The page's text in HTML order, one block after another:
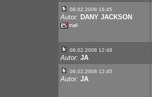
08.02.2008 16:45
Autor: DANY JACKSON
08.02.2008 12:48
Autor: JA
08.02.2008 12:45
Autor: JA